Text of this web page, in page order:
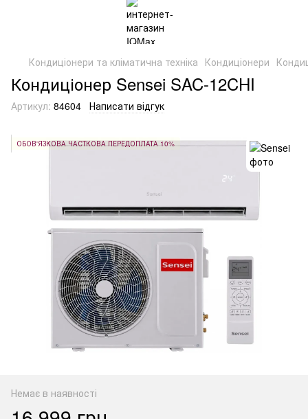
Кондиціонери та кліматична техніка Кондиціонери
Кондиціонер Sensei SAC-12CHI
Артикул: 84604 Написати відгук
ОБОВ'ЯЗКОВА ЧАСТКОВА ПЕРЕДОПЛАТА 10%
Немає в наявності